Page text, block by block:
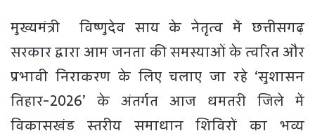
मुख्यमंत्री विष्णुदेव साय के नेतृत्व में छत्तीसगढ़
सरकार द्वारा आम जनता की समस्याओं के त्वरित और
प्रभावी निराकरण के लिए चलाए जा रहे ‘सुशासन
तिहार-2026’ के अंतर्गत आज धमतरी जिले में
विकासखंड स्तरीय समाधान शिविरों का भव्य